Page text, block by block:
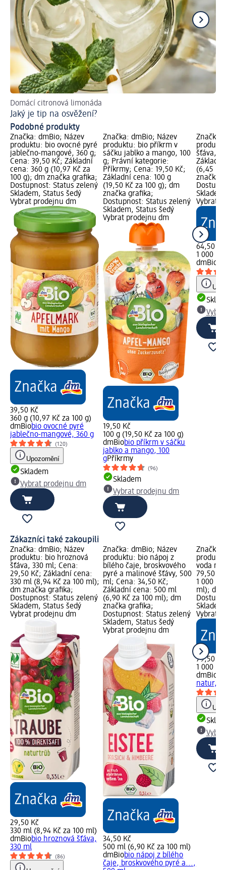
Domácí citronová limonáda
Jaký je tip na osvěžení?
Podobné produkty
Značka: dmBio; Název
produktu: bio ovocné pyré
jablečno-mangové, 360 g;
Cena: 39,50 Kč; Základní
cena: 360 g (10,97 Kč za
100 g); dm značka grafika;
Dostupnost: Status zelený
Skladem, Status šedý
Vybrat prodejnu dm
39,50 Kč
360 g (10,97 Kč za 100 g)
dmBiobio ovocné pyré
jablečno-mangové, 360 g
(120)
Upozornění
Skladem
Vybrat prodejnu dm
Značka: dmBio; Název
produktu: bio příkrm v
sáčku jablko a mango, 100
g; Právní kategorie:
Příkrmy; Cena: 19,50 Kč;
Základní cena: 100 g
(19,50 Kč za 100 g); dm
značka grafika;
Dostupnost: Status zelený
Skladem, Status šedý
Vybrat prodejnu dm
19,50 Kč
100 g (19,50 Kč za 100 g)
dmBiobio příkrm v sáčku
jablko a mango, 100
gPříkrmy
(96)
Skladem
Vybrat prodejnu dm
Značka:
šťáva, 1
(6,45 Kč
značka
Vybrat
64,50 Kč
1 000 ml
dmBio
Zákazníci také zakoupili
Značka: dmBio; Název
produktu: bio hroznová
šťáva, 330 ml; Cena:
29,50 Kč; Základní cena:
330 ml (8,94 Kč za 100 ml);
dm značka grafika;
Dostupnost: Status zelený
Skladem, Status šedý
Vybrat prodejnu dm
29,50 Kč
330 ml (8,94 Kč za 100 ml)
dmBiobio hroznová šťáva,
330 ml
(86)
Značka: dmBio; Název
produktu: bio nápoj z
bílého čaje, broskvového
pyré a malinové šťávy, 500
ml; Cena: 34,50 Kč;
Základní cena: 500 ml
(6,90 Kč za 100 ml); dm
značka grafika;
Dostupnost: Status zelený
Skladem, Status šedý
Vybrat prodejnu dm
34,50 Kč
500 ml (6,90 Kč za 100 ml)
dmBiobio nápoj z bílého
čaje, broskvového pyré a...,
Značka:
voda
79,50
1 000 ml
ml); dm
Vybrat
79,50 Kč
1 000 ml
dmBio
natur, 1 l